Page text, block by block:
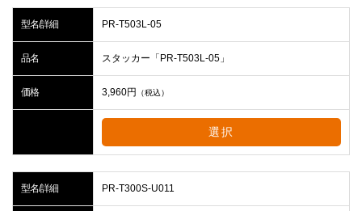
型名/詳細 PR-T503L-05
品名 スタッカー「PR-T503L-05」
価格 3,960円 （税込）
選択
型名/詳細 PR-T300S-U011